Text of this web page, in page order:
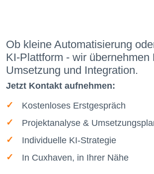
Ob kleine Automatisierung
KI-Plattform - wir übernehmen
Umsetzung und Integration.
Jetzt Kontakt aufnehmen:
Kostenloses Erstgespräch
Projektanalyse &
Individuelle KI-Strategie
In Cuxhaven, in Ihrer Nähe